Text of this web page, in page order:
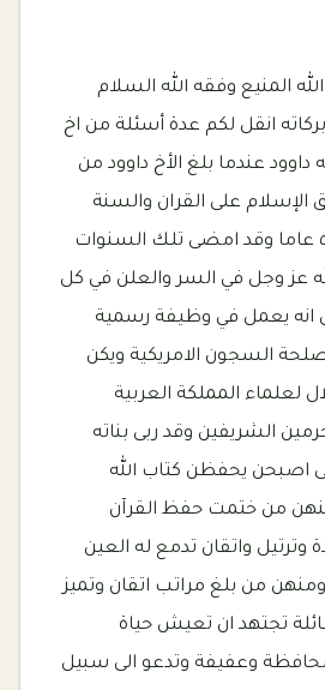
المنيع وفقه الله السلام
انقل لكم عدة أسئلة من اخ
عندما بلغ الأخ داوود من
اعتنق الإسلام على القران والسنة
وعمره اليوم يناهز ٥٥ عاما وقد امضى تلك السنوات
عز وجل في السر والعلن في كل
انه يعمل في وظيفة رسمية
السجون الامريكية ويكن
لعلماء المملكة العربية
الشريفين وقد ربى بناته
اصبحن يحفظن كتاب الله
من ختمت حفظ القرآن
وترتيل واتقان تدمع له العين
من بلغ مراتب اتقان وتميز
تجتهد ان تعيش حياة
وعفيفة وتدعو الى سبيل